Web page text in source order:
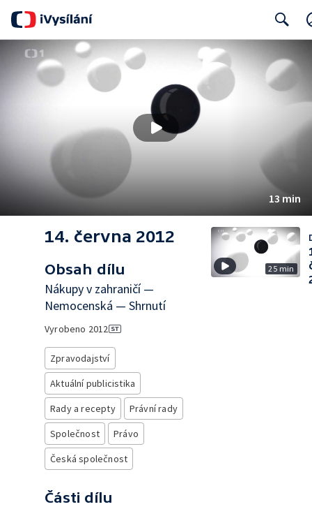
13 min
14. června 2012
Obsah dílu
Nákupy v zahraničí —
Nemocenská — Shrnutí
Vyrobeno 2012
Zpravodajství
Aktuální publicistika
Rady a recepty
Právní rady
Společnost
Právo
Česká společnost
Části dílu
25 min